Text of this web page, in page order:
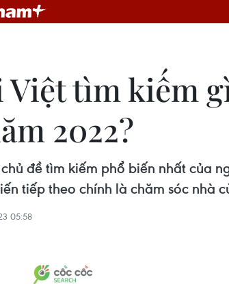
Việt tìm kiếm
2022?
đề tìm kiếm phổ biến nhất của
tiếp theo chính là chăm sóc nhà
05:58